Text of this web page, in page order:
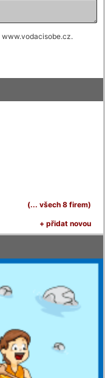
www.vodacisobe.cz.
(... všech 8 firem)
+ přidat novou